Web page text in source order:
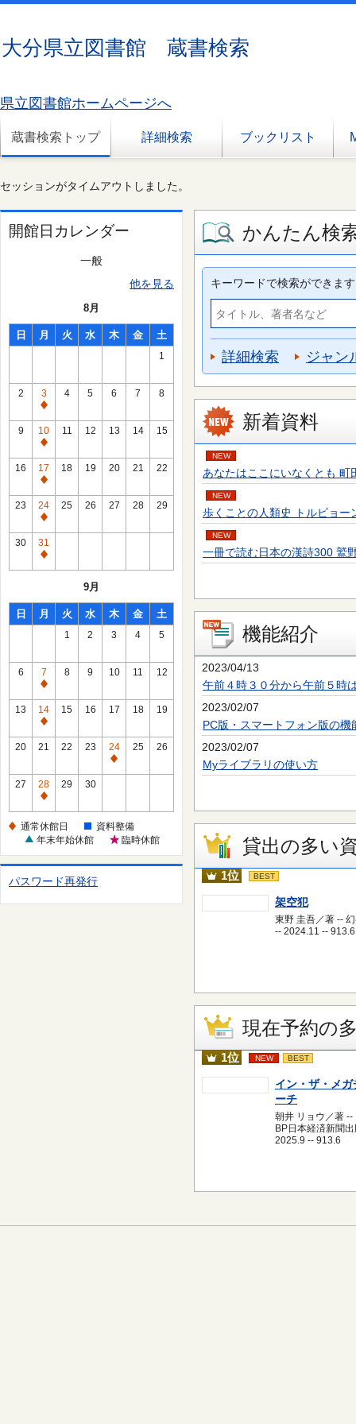
大分県立図書館 蔵書検索
県立図書館ホームページへ
蔵書検索トップ 詳細検索 ブックリスト
セッションがタイムアウトしました。
開館日カレンダー
一般
他を見る
8月
日 月 火 水 木 金 土
1
2
3
通
常
休
館
日
4 5 6 7 8
9
10
通
常
休
館
日
11 12 13 14 15
16
17
通
常
休
館
日
18 19 20 21 22
23
24
通
常
休
館
25 26 27 28 29
30
31
通
館
日
9月
日 月 火 水 木 金 土
1 2 3 4 5
6
7
通
常
休
館
8 9 10 11 12
13
14
通
常
館
日
15 16 17 18 19
20 21 22 23
24
通
館
日
25 26
27
28
通
休
日
29 30
通常休館日
資料整備
年末年始休館
臨時休館
パスワード再発行
かんたん検
キーワードで検索ができます
詳細検索 ジャン
新着資料
NEW
あなたはここにいなくとも
NEW
歩くことの人類史 トルビョ
NEW
一冊で読む日本の漢詩300 鷲
機能紹介
2023/04/13
午前４時３０分から午前５時
2023/02/07
PC版・スマートフォン版の機
2023/02/07
Myライブラリの使い方
貸出の多い
1位 BEST
架空犯
東野 圭吾／著 --
-- 2024.11 -- 913.6
現在予約の
1位 NEW BEST
イン・ザ・メガ
ーチ
朝井 リョウ／著 --
BP日本経済新聞
2025.9 -- 913.6